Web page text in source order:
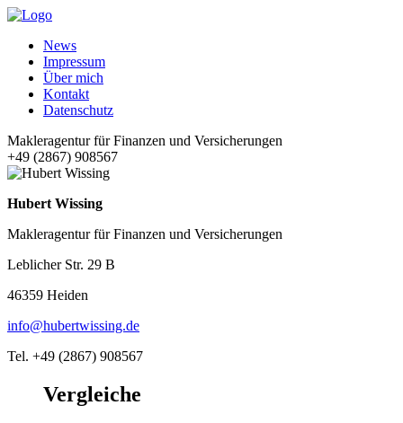
News
Impressum
Über mich
Kontakt
Datenschutz
Makleragentur für Finanzen und Versicherungen
+49 (2867) 908567
Hubert Wissing
Makleragentur für Finanzen und Versicherungen
Leblicher Str. 29 B
46359 Heiden
info@hubertwissing.de
Tel. +49 (2867) 908567
Vergleiche